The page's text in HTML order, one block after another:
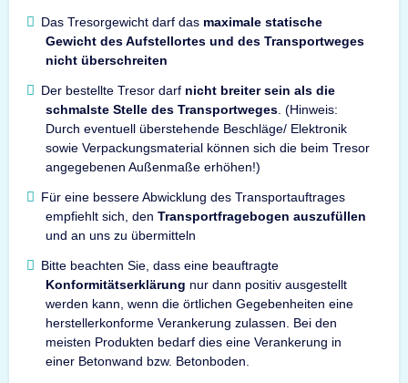
Das Tresorgewicht darf das maximale statische
Gewicht des Aufstellortes und des Transportweges
nicht überschreiten
Der bestellte Tresor darf nicht breiter sein als die
schmalste Stelle des Transportweges . (Hinweis:
Durch eventuell überstehende Beschläge/ Elektronik
sowie Verpackungsmaterial können sich die beim Tresor
angegebenen Außenmaße erhöhen!)
Für eine bessere Abwicklung des Transportauftrages
empfiehlt sich, den Transportfragebogen auszufüllen
und an uns zu übermitteln
Bitte beachten Sie, dass eine beauftragte
Konformitätserklärung nur dann positiv ausgestellt
werden kann, wenn die örtlichen Gegebenheiten eine
herstellerkonforme Verankerung zulassen. Bei den
meisten Produkten bedarf dies eine Verankerung in
einer Betonwand bzw. Betonboden.